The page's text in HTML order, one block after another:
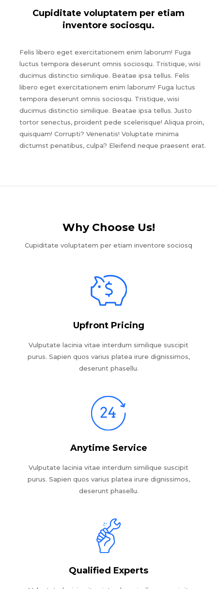
Cupiditate voluptatem per etiam
inventore sociosqu.
Felis libero eget exercitationem enim laborum! Fuga
luctus tempora deserunt omnis sociosqu. Tristique, wisi
ducimus distinctio similique. Beatae ipsa tellus. Felis
libero eget exercitationem enim laborum! Fuga luctus
tempora deserunt omnis sociosqu. Tristique, wisi
ducimus distinctio similique. Beatae ipsa tellus. Justo
tortor senectus, proident pede scelerisque! Aliqua proin,
quisquam! Corrupti? Venenatis! Voluptate minima
dictumst penatibus, culpa? Eleifend neque praesent erat.
Why Choose Us!​
Cupiditate voluptatem per etiam inventore sociosq
Upfront Pricing
Vulputate lacinia vitae interdum similique suscipit
purus. Sapien quos varius platea irure dignissimos,
deserunt phasellu.
Anytime Service
Vulputate lacinia vitae interdum similique suscipit
purus. Sapien quos varius platea irure dignissimos,
deserunt phasellu.
Qualified Experts